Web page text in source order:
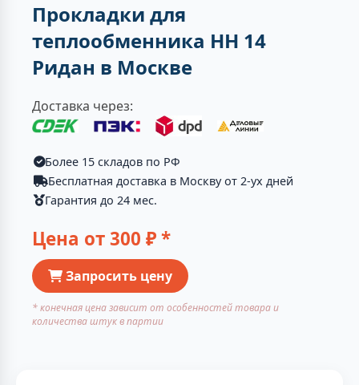
Прокладки для
теплообменника НН 14
Ридан в Москве
Доставка через:
Более 15 складов по РФ
Бесплатная доставка в Москву от 2-ух дней
Гарантия до 24 мес.
Цена от300 ₽ *
Запросить цену
* конечная цена зависит от особенностей товара и
количества штук в партии